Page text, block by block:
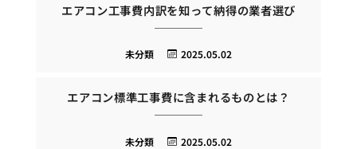
エアコン工事費内訳を知って納得の業者選び
2025.05.02
未分類
エアコン標準工事費に含まれるものとは？
2025.05.02
未分類